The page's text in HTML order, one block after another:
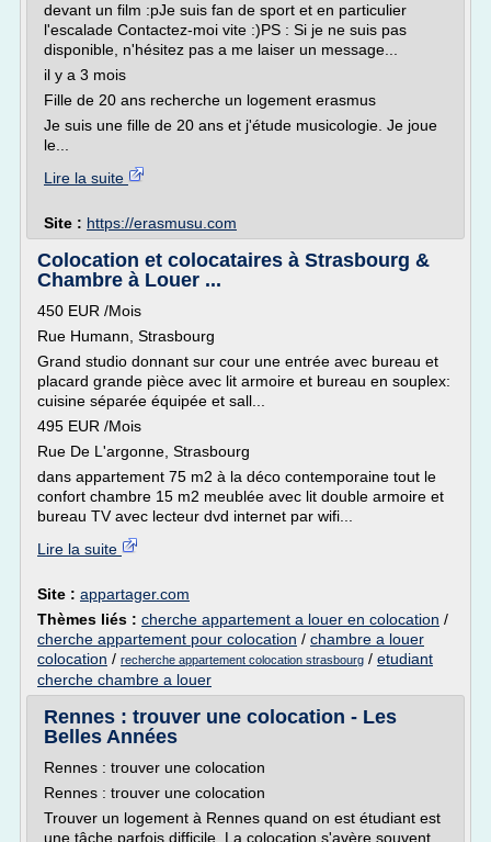
devant un film :pJe suis fan de sport et en particulier
l'escalade Contactez-moi vite :)PS : Si je ne suis pas
disponible, n'hésitez pas a me laiser un message...
il y a 3 mois
Fille de 20 ans recherche un logement erasmus
Je suis une fille de 20 ans et j'étude musicologie. Je joue
le...
Lire la suite
Site : https://erasmusu.com
Colocation et colocataires à Strasbourg &
Chambre à Louer ...
450 EUR /Mois
Rue Humann, Strasbourg
Grand studio donnant sur cour une entrée avec bureau et
placard grande pièce avec lit armoire et bureau en souplex:
cuisine séparée équipée et sall...
495 EUR /Mois
Rue De L'argonne, Strasbourg
dans appartement 75 m2 à la déco contemporaine tout le
confort chambre 15 m2 meublée avec lit double armoire et
bureau TV avec lecteur dvd internet par wifi...
Lire la suite
Site : appartager.com
Thèmes liés : cherche appartement a louer en colocation /
cherche appartement pour colocation / chambre a louer
colocation / recherche appartement colocation strasbourg / etudiant
cherche chambre a louer
Rennes : trouver une colocation - Les
Belles Années
Rennes : trouver une colocation
Rennes : trouver une colocation
Trouver un logement à Rennes quand on est étudiant est
une tâche parfois difficile. La colocation s'avère souvent